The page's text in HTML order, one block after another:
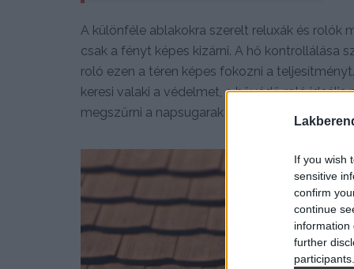
If you wish
sensitive
confirm
continue
information
further
A különféle ablakokra szerelt reluxák és rolók
csak a fényt képes kizárni. A hő kontrollálása
roló ezen a téren képes fokozni a
keresi valaki a védelmet, a hővédő roló
megszűrni a napsugarak 95%-át még azelőtt,